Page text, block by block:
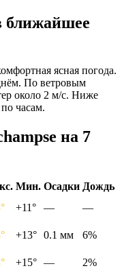
ближайшее
ясная погода.
По ветровым
около 2 м/с. Ниже
часам.
на 7
Мин. Осадки Дождь
+11° —
—
+13° 0.1 мм
6%
+15° —
2%